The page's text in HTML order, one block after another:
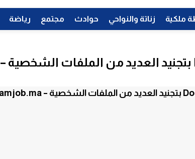
ملكية زناتة والنواحي حوادث مجتمع رياضة
تقوم Docaposte بتجنيد العديد من الملفات الشخصية –